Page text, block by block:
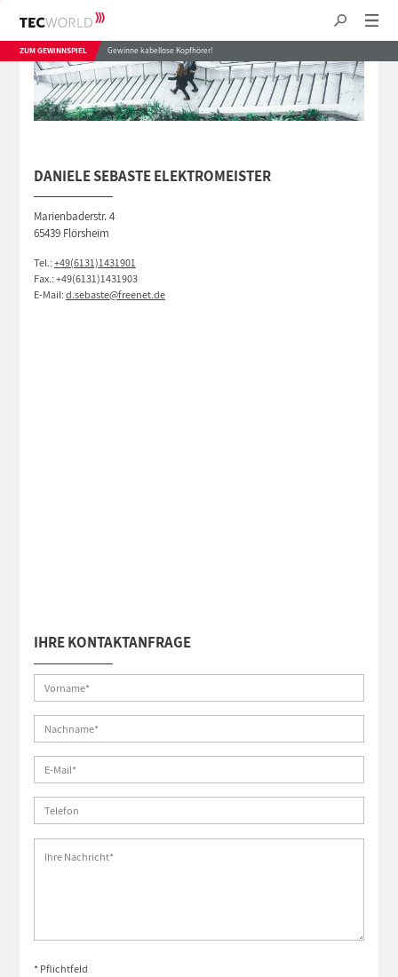
ZUM GEWINNSPIEL Gewinne kabellose Kopfhörer!
DANIELE SEBASTE ELEKTROMEISTER
Marienbaderstr. 4
65439 Flörsheim
Tel.:+49(6131)1431901
Fax.: +49(6131)1431903
E-Mail:d.sebaste@freenet.de
IHRE KONTAKTANFRAGE
* Pflichtfeld